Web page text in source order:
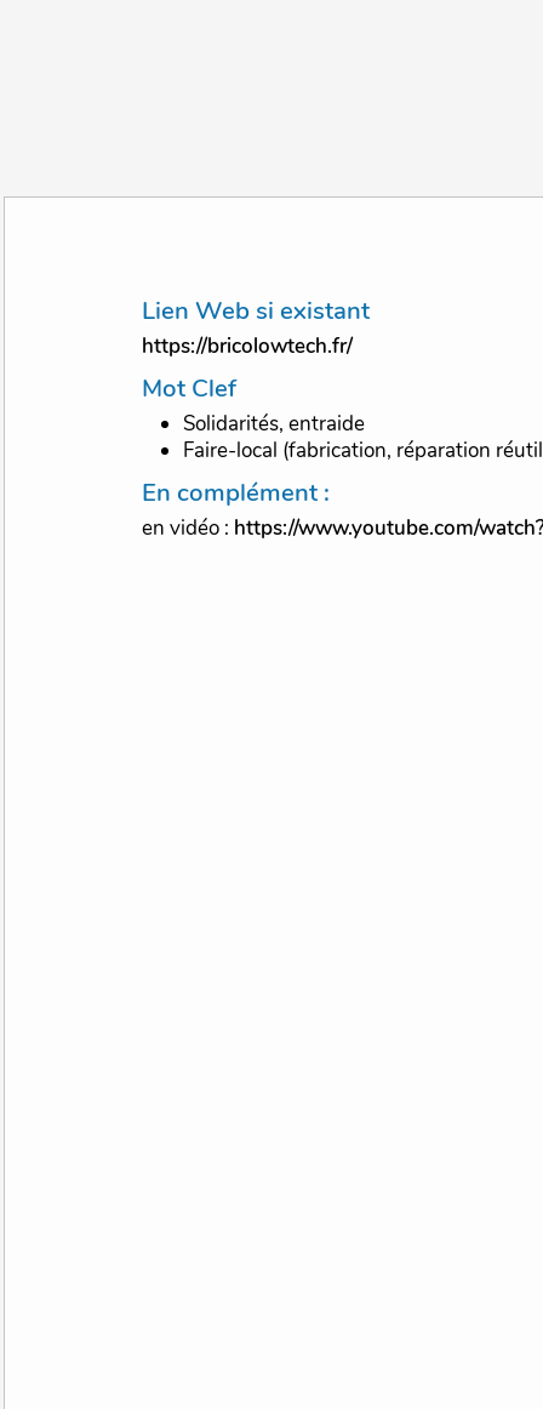
Lien Web si existant
https://bricolowtech.fr/
Mot Clef
Solidarités, entraide
Faire-local (fabrication, réparation
En complément :
en vidéo : https://www.youtube.com/